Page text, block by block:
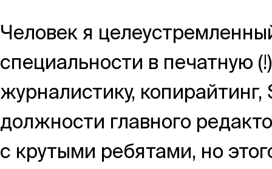
Москва,
Большая Новодмитровская,
вход 10, 3 этаж, КП «Дизайн
Человек я
специальности в печатную
журналистику,
должности главного
с крутыми ребятами, но